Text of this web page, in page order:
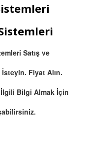
mutfak davlumbaz
tüp dolumu.
Devamını Oku
Dolabı, Hortum
Hidrant Sistemleri
sıva altı yangın
seyyar
Satış ve
Fiyat Alın.
İlgili Bilgi Almak İçin